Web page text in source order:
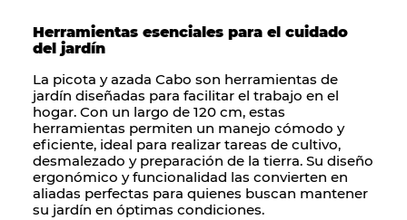
Herramientas esenciales para el cuidado
del jardín
La picota yazada Cabo son herramientas de
jardín diseñadas para facilitar el trabajo en el
hogar. Con un largo de 120 cm, estas
herramientas permiten un manejo cómodo y
eficiente, ideal para realizar tareas de cultivo,
desmalezado y preparación de la tierra. Su diseño
ergonómico y funcionalidad las convierten en
aliadas perfectas para quienes buscan mantener
su jardín en óptimas condiciones.